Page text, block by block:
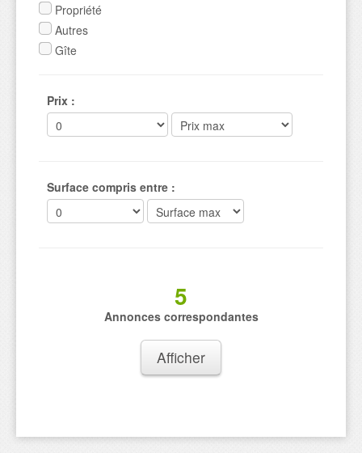
Propriété
Autres
Gîte
Prix :
Surface compris entre :
5
Annonces correspondantes
Afficher